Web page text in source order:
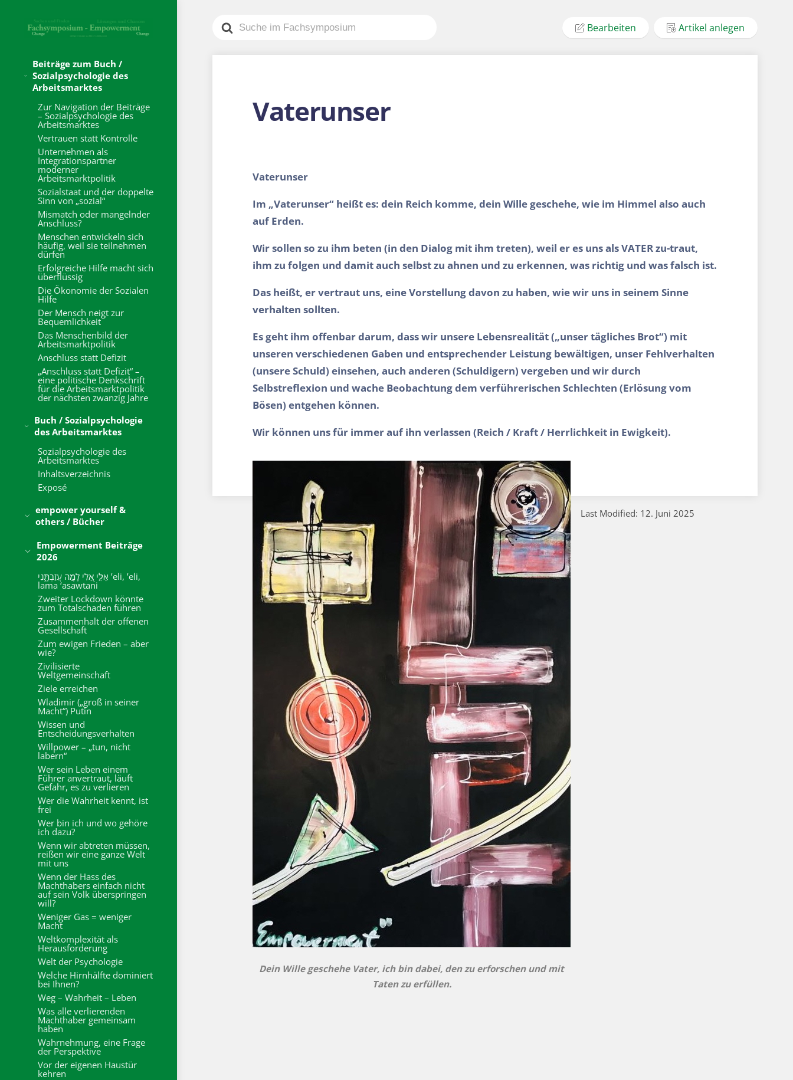
Beiträge zum Buch /
Sozialpsychologie des
Arbeitsmarktes
Zur Navigation der Beiträge
– Sozialpsychologie des
Arbeitsmarktes
Vertrauen statt Kontrolle
Unternehmen als
Integrationspartner
moderner
Arbeitsmarktpolitik
Sozialstaat und der doppelte
Sinn von „sozial“
Mismatch oder mangelnder
Anschluss?
Menschen entwickeln sich
häufig, weil sie teilnehmen
dürfen
Erfolgreiche Hilfe macht sich
überflüssig
Die Ökonomie der Sozialen
Hilfe
Der Mensch neigt zur
Bequemlichkeit
Das Menschenbild der
Arbeitsmarktpolitik
Anschluss statt Defizit
„Anschluss statt Defizit“ –
eine politische Denkschrift
für die Arbeitsmarktpolitik
der nächsten zwanzig Jahre
Buch / Sozialpsychologie
des Arbeitsmarktes
Sozialpsychologie des
Arbeitsmarktes
Inhaltsverzeichnis
Exposé
empower yourself &
others / Bücher
Empowerment Beiträge
2026
אֵלִ֣י אֵ֭לִי לָמָ֣ה עֲזַבְתָּ֑נִי ’eli, ’eli,
lama ‘asawtani
Zweiter Lockdown könnte
zum Totalschaden führen
Zusammenhalt der offenen
Gesellschaft
Zum ewigen Frieden – aber
wie?
Zivilisierte
Weltgemeinschaft
Ziele erreichen
Wladimir („groß in seiner
Macht“) Putin
Wissen und
Entscheidungsverhalten
Willpower – „tun, nicht
labern“
Wer sein Leben einem
Führer anvertraut, läuft
Gefahr, es zu verlieren
Wer die Wahrheit kennt, ist
frei
Wer bin ich und wo gehöre
ich dazu?
Wenn wir abtreten müssen,
reißen wir eine ganze Welt
mit uns
Wenn der Hass des
Machthabers einfach nicht
auf sein Volk überspringen
will?
Weniger Gas = weniger
Macht
Weltkomplexität als
Herausforderung
Welt der Psychologie
Welche Hirnhälfte dominiert
bei Ihnen?
Weg – Wahrheit – Leben
Was alle verlierenden
Machthaber gemeinsam
haben
Wahrnehmung, eine Frage
der Perspektive
Vor der eigenen Haustür
kehren
Search
For
Bearbeiten Artikel anlegen
Vaterunser
Vaterunser
Im „Vaterunser“ heißt es: dein Reich komme, dein Wille geschehe, wie im Himmel also auch
auf Erden.
Wir sollen so zu ihm beten (in den Dialog mit ihm treten), weil er es uns als VATER zu-traut,
ihm zu folgen und damit auch selbst zu ahnen und zu erkennen, was richtig und was falsch ist.
Das heißt, er vertraut uns, eine Vorstellung davon zu haben, wie wir uns in seinem Sinne
verhalten sollten.
Es geht ihm offenbar darum, dass wir unsere Lebensrealität („unser tägliches Brot“) mit
unseren verschiedenen Gaben und entsprechender Leistung bewältigen, unser Fehlverhalten
(unsere Schuld) einsehen, auch anderen (Schuldigern) vergeben und wir durch
Selbstreflexion und wache Beobachtung dem verführerischen Schlechten (Erlösung vom
Bösen) entgehen können.
Wir können uns für immer auf ihn verlassen (Reich / Kraft / Herrlichkeit in Ewigkeit).
Dein Wille geschehe Vater, ich bin dabei, den zu erforschen und mit
Taten zu erfüllen.
Last Modified: 12. Juni 2025